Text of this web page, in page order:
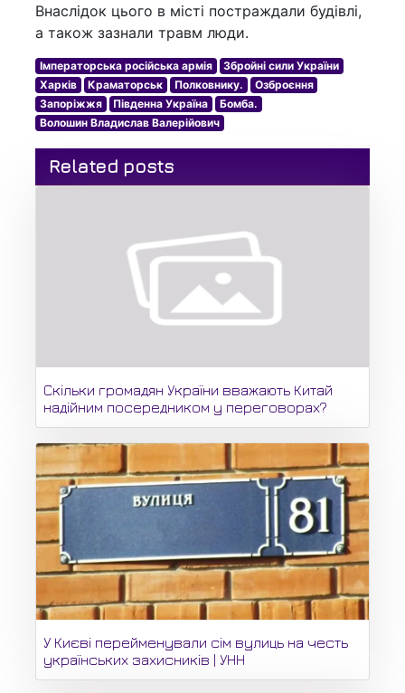
Внаслідок цього в місті постраждали будівлі,
а також зазнали травм люди.
Імператорська російська армія
Збройні сили України
Харків
Краматорськ Полковнику.
Озброєння
Запоріжжя
Південна Україна
Бомба.
Волошин Владислав Валерійович
Related posts
Скільки громадян України вважають Китай
надійним посередником у переговорах?
У Києві перейменували сім вулиць на честь
українських захисників | УНН